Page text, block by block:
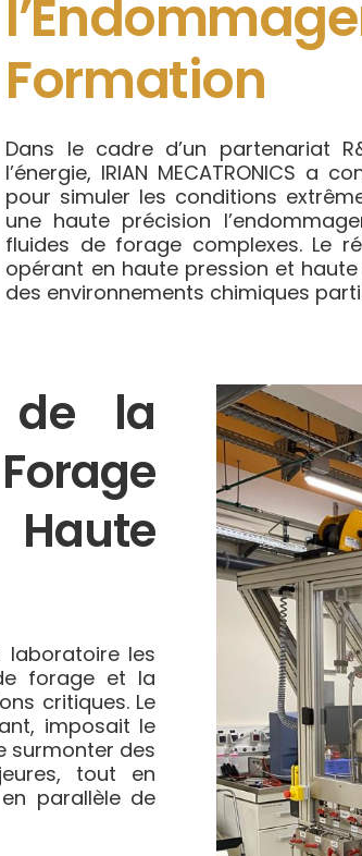
Formation
Dans le cadre d’un partenariat
l’énergie, IRIAN MECATRONICS a
pour simuler les conditions
une haute précision
fluides de forage complexes. Le
opérant en haute pression et
des environnements chimiques
de la
les
forage et la
critiques. Le
imposait le
surmonter des
tout en
parallèle de